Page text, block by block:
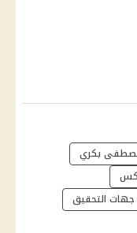
بكري
جهات التحقيق